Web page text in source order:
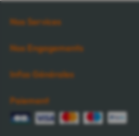
Nos Services
Nos Engagements
Infos Générales
Paiement